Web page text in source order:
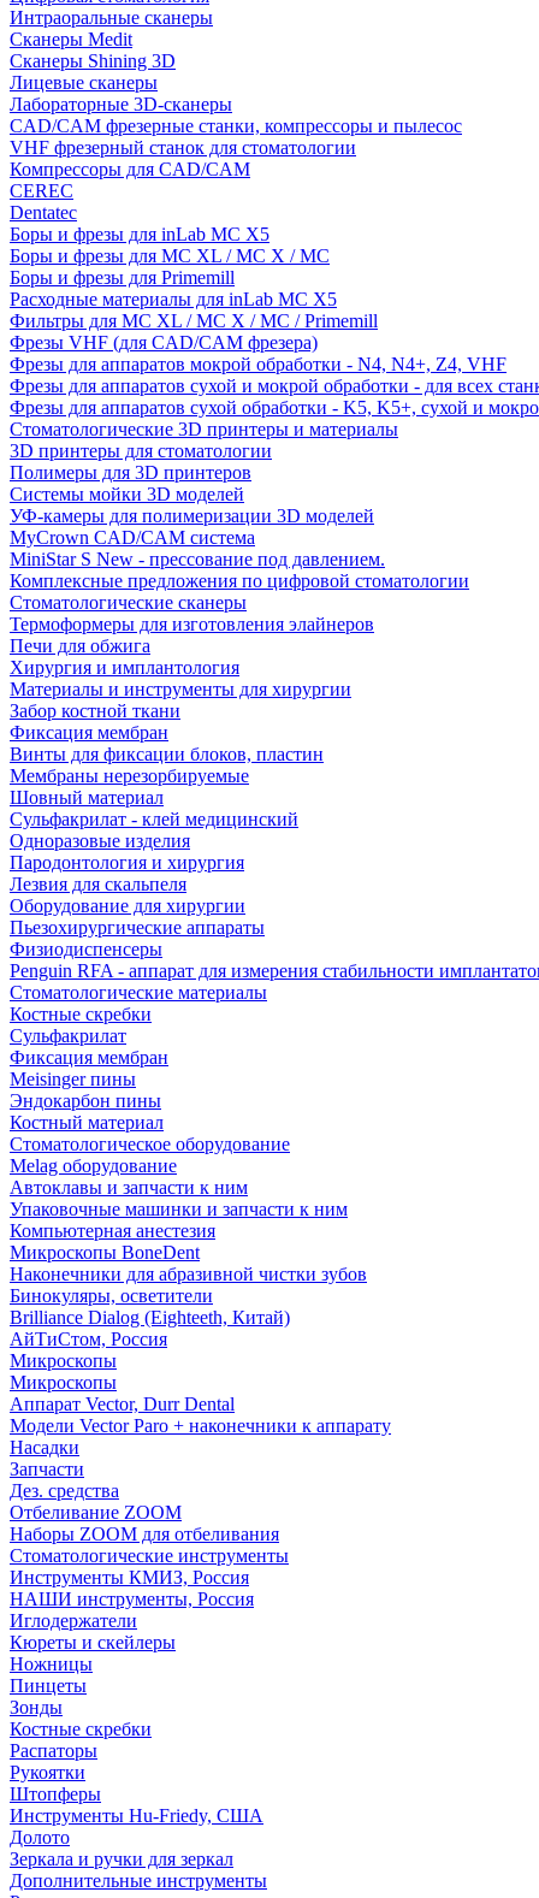
Интраоральные сканеры
Сканеры Medit
Сканеры Shining 3D
Лицевые сканеры
Лабораторные 3D-сканеры
CAD/CAM фрезерные станки, компрессоры и пылесос
VHF фрезерный станок для стоматологии
Компрессоры для CAD/CAM
CEREC
Dentatec
Боры и фрезы для inLab MC X5
Боры и фрезы для MC XL / MC X / MC
Боры и фрезы для Primemill
Расходные материалы для inLab MC X5
Фильтры для MC XL / MC X / MC / Primemill
Фрезы VHF (для CAD/CAM фрезера)
Фрезы для аппаратов мокрой обработки - N4, N4+, Z4, VHF
Фрезы для аппаратов сухой и мокрой обработки - для всех
Фрезы для аппаратов сухой обработки - K5, K5+, сухой и
Стоматологические 3D принтеры и материалы
3D принтеры для стоматологии
Полимеры для 3D принтеров
Системы мойки 3D моделей
УФ-камеры для полимеризации 3D моделей
MyCrown CAD/CAM система
MiniStar S New - прессование под давлением.
Комплексные предложения по цифровой стоматологии
Стоматологические сканеры
Термоформеры для изготовления элайнеров
Печи для обжига
Хирургия и имплантология
Материалы и инструменты для хирургии
Забор костной ткани
Фиксация мембран
Винты для фиксации блоков, пластин
Мембраны нерезорбируемые
Шовный материал
Сульфакрилат - клей медицинский
Одноразовые изделия
Пародонтология и хирургия
Лезвия для скальпеля
Оборудование для хирургии
Пьезохирургические аппараты
Физиодиспенсеры
Penguin RFA - аппарат для измерения стабильности
Стоматологические материалы
Костные скребки
Сульфакрилат
Фиксация мембран
Meisinger пины
Эндокарбон пины
Костный материал
Стоматологическое оборудование
Melag оборудование
Автоклавы и запчасти к ним
Упаковочные машинки и запчасти к ним
Компьютерная анестезия
Микроскопы BoneDent
Наконечники для абразивной чистки зубов
Бинокуляры, осветители
Brilliance Dialog (Eighteeth, Китай)
АйТиСтом, Россия
Микроскопы
Микроскопы
Аппарат Vector, Durr Dental
Модели Vector Paro + наконечники к аппарату
Насадки
Запчасти
Дез. средства
Отбеливание ZOOM
Наборы ZOOM для отбеливания
Стоматологические инструменты
Инструменты КМИЗ, Россия
НАШИ инструменты, Россия
Иглодержатели
Кюреты и скейлеры
Ножницы
Пинцеты
Зонды
Костные скребки
Распаторы
Рукоятки
Штопферы
Инструменты Hu-Friedy, США
Долото
Зеркала и ручки для зеркал
Дополнительные инструменты